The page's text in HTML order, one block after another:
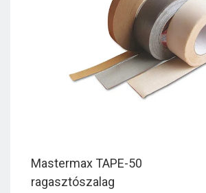
Mastermax TAPE-50
ragasztószalag